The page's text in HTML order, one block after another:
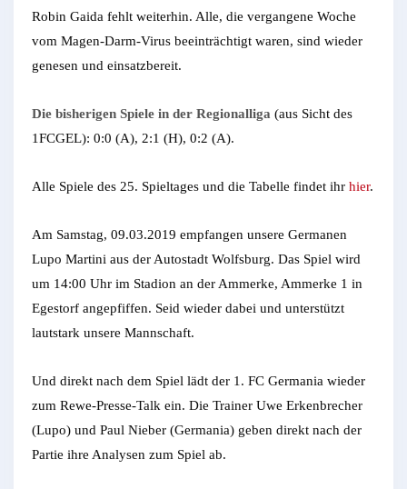
Robin Gaida fehlt weiterhin. Alle, die vergangene Woche
vom Magen-Darm-Virus beeinträchtigt waren, sind wieder
genesen und einsatzbereit.
Die bisherigen Spiele in der Regionalliga (aus Sicht des
1FCGEL): 0:0 (A), 2:1 (H), 0:2 (A).
Alle Spiele des 25. Spieltages und die Tabelle findet ihr hier.
Am Samstag, 09.03.2019 empfangen unsere Germanen
Lupo Martini aus der Autostadt Wolfsburg. Das Spiel wird
um 14:00 Uhr im Stadion an der Ammerke, Ammerke 1 in
Egestorf angepfiffen. Seid wieder dabei und unterstützt
lautstark unsere Mannschaft.
Und direkt nach dem Spiel lädt der 1. FC Germania wieder
zum Rewe-Presse-Talk ein. Die Trainer Uwe Erkenbrecher
(Lupo) und Paul Nieber (Germania) geben direkt nach der
Partie ihre Analysen zum Spiel ab.